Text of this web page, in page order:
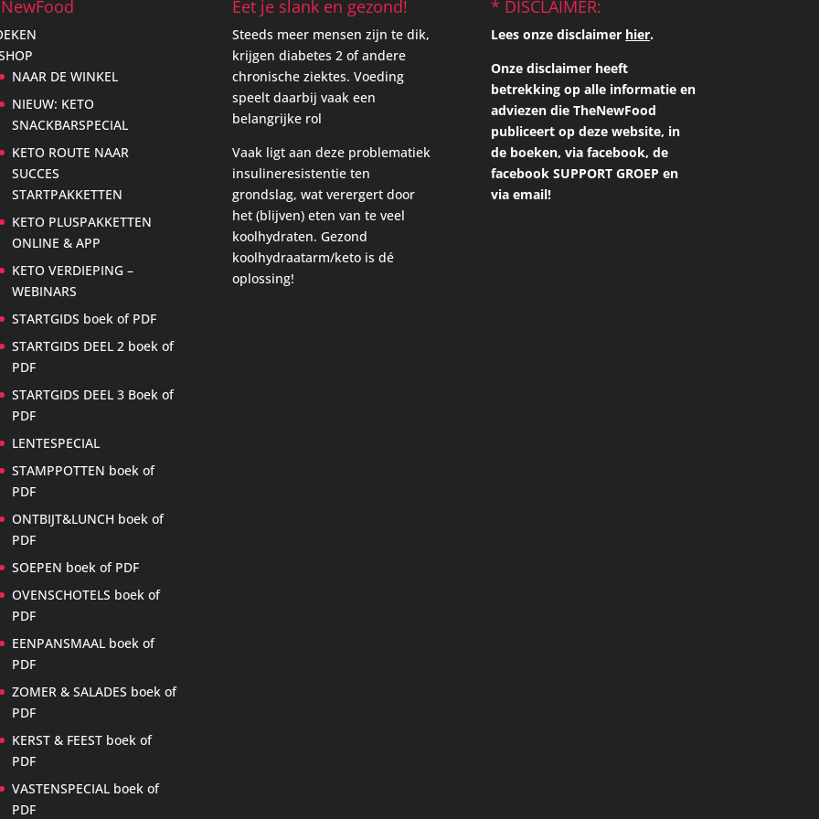
NAAR DE WINKEL
NIEUW: KETO
SNACKBARSPECIAL
KETO ROUTE NAAR
SUCCES
STARTPAKKETTEN
KETO PLUSPAKKETTEN
ONLINE & APP
KETO VERDIEPING –
WEBINARS
STARTGIDS boek of PDF
STARTGIDS DEEL 2 boek of
PDF
STARTGIDS DEEL 3 Boek of
PDF
LENTESPECIAL
STAMPPOTTEN boek of
PDF
ONTBIJT&LUNCH boek of
PDF
SOEPEN boek of PDF
OVENSCHOTELS boek of
PDF
EENPANSMAAL boek of
PDF
ZOMER & SALADES boek of
PDF
KERST & FEEST boek of
PDF
VASTENSPECIAL boek of
PDF
Eet je slank en gezond!
Steeds meer mensen zijn te dik,
krijgen diabetes 2 of andere
chronische ziektes. Voeding
speelt daarbij vaak een
belangrijke rol
Vaak ligt aan deze problematiek
insulineresistentie ten
grondslag, wat verergert door
het (blijven) eten van te veel
koolhydraten. Gezond
koolhydraatarm/keto is dé
oplossing!
* DISCLAIMER:
Lees onze disclaimer hier.
Onze disclaimer heeft
betrekking op alle informatie en
adviezen die TheNewFood
publiceert op deze website, in
de boeken, via facebook, de
facebook SUPPORT GROEP en
via email!